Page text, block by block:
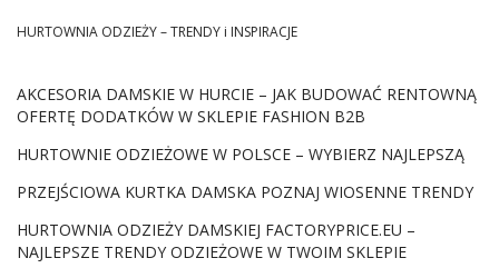
HURTOWNIA ODZIEŻY – TRENDY i INSPIRACJE
AKCESORIA DAMSKIE W HURCIE – JAK BUDOWAĆ RENTOWNĄ
OFERTĘ DODATKÓW W SKLEPIE FASHION B2B
HURTOWNIE ODZIEŻOWE W POLSCE – WYBIERZ NAJLEPSZĄ
PRZEJŚCIOWA KURTKA DAMSKA POZNAJ WIOSENNE TRENDY
HURTOWNIA ODZIEŻY DAMSKIEJ FACTORYPRICE.EU –
NAJLEPSZE TRENDY ODZIEŻOWE W TWOIM SKLEPIE